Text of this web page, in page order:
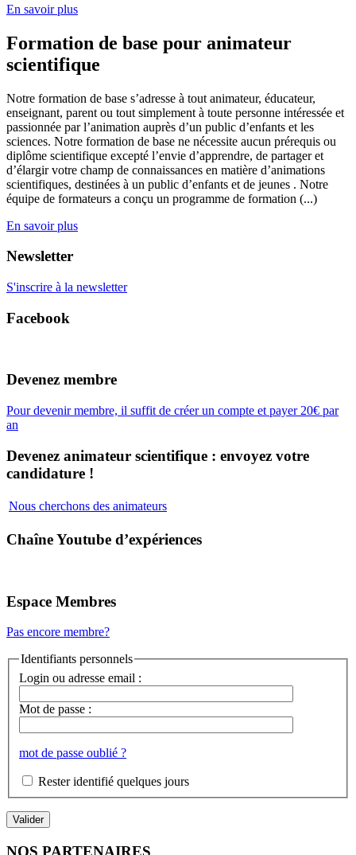
En savoir plus
Formation de base pour animateur
scientifique
Notre formation de base s’adresse à tout animateur, éducateur,
enseignant, parent ou tout simplement à toute personne intéressée et
passionnée par l’animation auprès d’un public d’enfants et les
sciences. Notre formation de base ne nécessite aucun prérequis ou
diplôme scientifique excepté l’envie d’apprendre, de partager et
d’élargir votre champ de connaissances en matière d’animations
scientifiques, destinées à un public d’enfants et de jeunes . Notre
équipe de formateurs a conçu un programme de formation (...)
En savoir plus
Newsletter
S'inscrire à la newsletter
Facebook
Devenez membre
Pour devenir membre, il suffit de créer un compte et payer 20€ par
an
Devenez animateur scientifique : envoyez votre
candidature !
Nous cherchons des animateurs
Chaîne Youtube d’expériences
Espace Membres
Pas encore membre?
Identifiants personnels
Login ou adresse email :
Mot de passe :
mot de passe oublié ?
Rester identifié quelques jours
NOS PARTENAIRES